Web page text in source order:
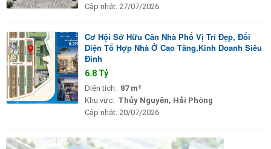
Cập nhật: 27/07/2026
Cơ Hội Sở Hữu Căn Nhà Phố Vị Trí Đẹp, Đối
Diện Tổ Hợp Nhà Ở Cao Tầng,Kinh Doanh Siêu
Đỉnh
6.8 Tỷ
Diện tích: 87 m²
Khu vực: Thủy Nguyên, Hải Phòng
Cập nhật: 20/07/2026